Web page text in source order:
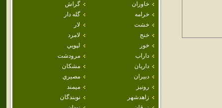
خاوران
گراش
خرامه
گله دار
خشت
لار
خنج
لامرد
خور
لپويي
داراب
مرودشت
داريان
مشكان
دبيران
مصيري
رونيز
ميمند
زاهدشهر
نوبندگان